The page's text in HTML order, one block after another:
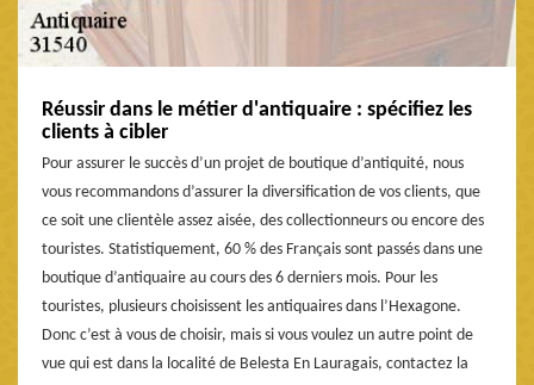
Réussir dans le métier d'antiquaire : spécifiez les
clients à cibler
Pour assurer le succès d’un projet de boutique d’antiquité, nous
vous recommandons d’assurer la diversification de vos clients, que
ce soit une clientèle assez aisée, des collectionneurs ou encore des
touristes. Statistiquement, 60 % des Français sont passés dans une
boutique d’antiquaire au cours des 6 derniers mois. Pour les
touristes, plusieurs choisissent les antiquaires dans l’Hexagone.
Donc c’est à vous de choisir, mais si vous voulez un autre point de
vue qui est dans la localité de Belesta En Lauragais, contactez la